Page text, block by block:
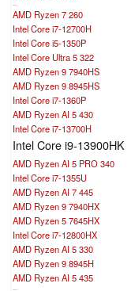
AMD Ryzen 7 260
Intel Core i7-12700H
Intel Core i5-1350P
Intel Core Ultra 5 322
AMD Ryzen 9 7940HS
AMD Ryzen 9 8945HS
Intel Core i7-1360P
AMD Ryzen AI 5 430
Intel Core i7-13700H
Intel Core i9-13900HK
AMD Ryzen AI 5 PRO 340
Intel Core i7-1355U
AMD Ryzen AI 7 445
AMD Ryzen 9 7940HX
AMD Ryzen 5 7645HX
Intel Core i7-12800HX
AMD Ryzen AI 5 330
AMD Ryzen 9 8945H
AMD Ryzen AI 5 435